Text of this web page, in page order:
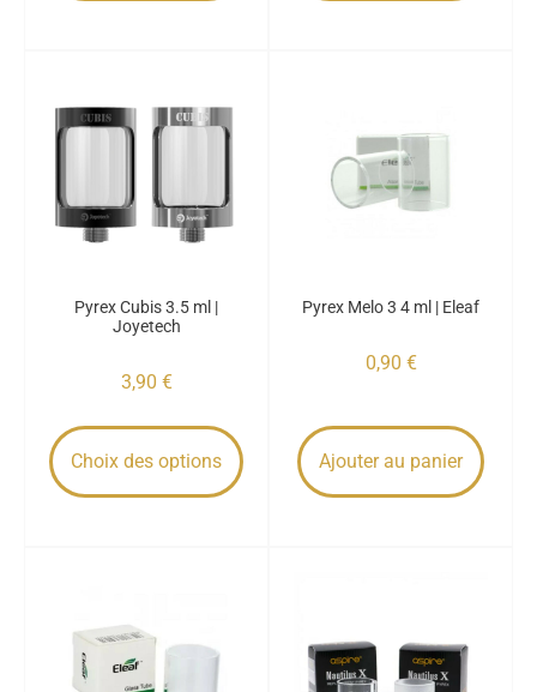
Pyrex Cubis 3.5 ml |
Joyetech
3,90 €
Choix des options
Pyrex Melo 3 4 ml | Eleaf
0,90 €
Ajouter au panier